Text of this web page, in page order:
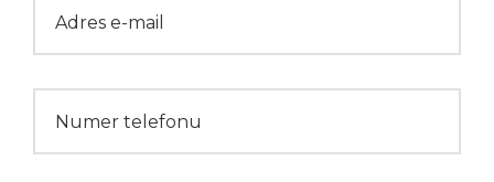
Adres e-mail
Numer telefonu